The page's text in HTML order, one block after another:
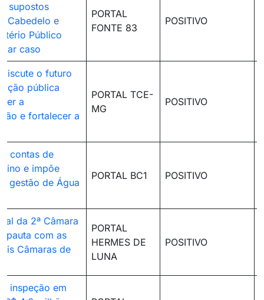
supostos
Cabedelo e
Público
caso
PORTAL
FONTE 83
POSITIVO
o futuro
pública
a
e fortalecer a
PORTAL TCE-
MG
POSITIVO
contas de
e impõe
gestão de Água
PORTAL BC1 POSITIVO
da 2ª Câmara
pauta com as
Câmaras de
PORTAL
HERMES DE
LUNA
POSITIVO
inspeção em